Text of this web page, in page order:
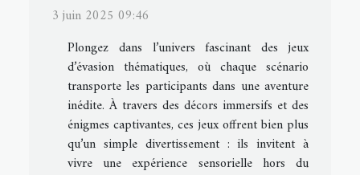
3 juin 2025 09:46
Plongez dans l’univers fascinant des jeux
d’évasion thématiques, où chaque scénario
transporte les participants dans une aventure
inédite. À travers des décors immersifs et des
énigmes captivantes, ces jeux offrent bien plus
qu’un simple divertissement : ils invitent à
vivre une expérience sensorielle hors du